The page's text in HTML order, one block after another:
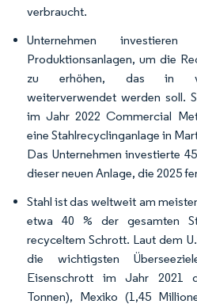
verbraucht.
Unternehmen
Produktionsanlagen, um die
zu erhöhen, das in
weiterverwendet werden soll.
im Jahr 2022 Commercial
eine Stahlrecyclinganlage in
Das Unternehmen investierte
dieser neuen Anlage, die 2025
Stahl ist das weltweit am
etwa 40 % der gesamten
recyceltem Schrott. Laut dem
die wichtigsten
Eisenschrott im Jahr 2021
Tonnen), Mexiko (1,45